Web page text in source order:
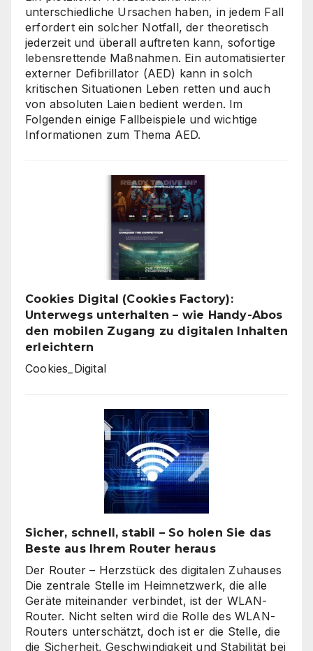
unterschiedliche Ursachen haben, in jedem Fall
erfordert ein solcher Notfall, der theoretisch
jederzeit und überall auftreten kann, sofortige
lebensrettende Maßnahmen. Ein automatisierter
externer Defibrillator (AED) kann in solch
kritischen Situationen Leben retten und auch
von absoluten Laien bedient werden. Im
Folgenden einige Fallbeispiele und wichtige
Informationen zum Thema AED.
Cookies Digital (Cookies Factory):
Unterwegs unterhalten – wie Handy-Abos
den mobilen Zugang zu digitalen Inhalten
erleichtern
Cookies_Digital
Sicher, schnell, stabil – So holen Sie das
Beste aus Ihrem Router heraus
Der Router – Herzstück des digitalen Zuhauses
Die zentrale Stelle im Heimnetzwerk, die alle
Geräte miteinander verbindet, ist der WLAN-
Router. Nicht selten wird die Rolle des WLAN-
Routers unterschätzt, doch ist er die Stelle, die
die Sicherheit, Geschwindigkeit und Stabilität bei